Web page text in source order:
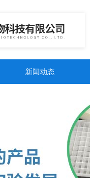
新闻动态